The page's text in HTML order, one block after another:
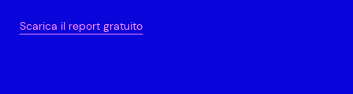
Scarica il report gratuito